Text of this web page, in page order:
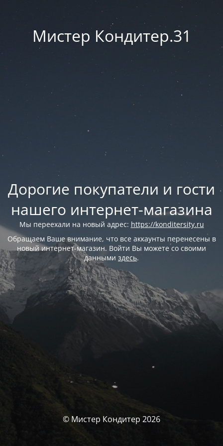
Мистер Кондитер.31
Дорогие покупатели и гости
нашего интернет-магазина
Мы переехали на новый адрес: https://konditersity.ru
Обращаем Ваше внимание, что все аккаунты перенесены в
новый интернет-магазин. Войти Вы можете со своими
данными здесь.
© Мистер Кондитер 2026